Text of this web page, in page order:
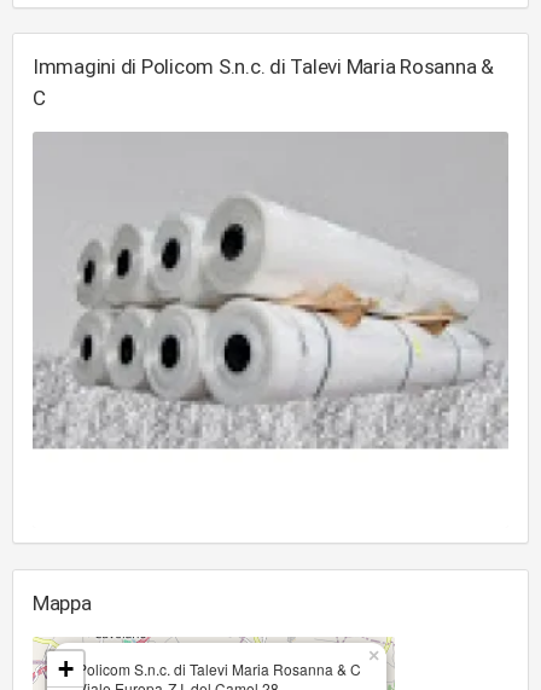
Immagini di Policom S.n.c. di Talevi Maria Rosanna &
C
Mappa
Policom S.n.c. di Talevi Maria Rosanna & C
×
+